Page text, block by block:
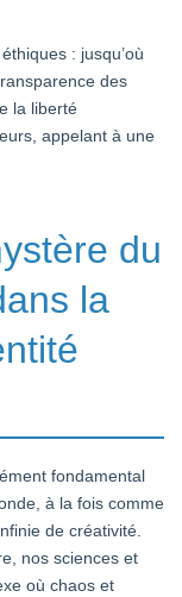
: jusqu’où
des
la liberté
appelant à une
du
la
fondamental
à la fois comme
de créativité.
nos sciences et
où chaos et